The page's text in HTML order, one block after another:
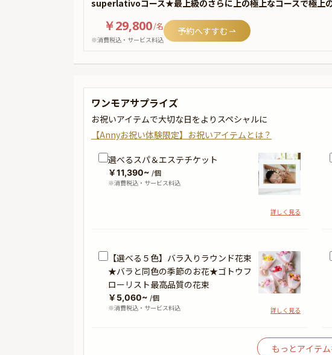
superlativoコース★最上級のさらに上の極上なコースで極上
￥29,800/名
※消費税込・サービス料込
予約へすすむ
ワンモアサプライズ
お祝いアイテムで大切な日をよりスペシャルに
【Annyお祝い体験限定】お祝いアイテムとは？
選べるスパ＆エステチケット
￥11,390~ /個
※消費税込・サービス料込
詳しく見る
【選べる５色】バラ入りラウンド花束
★バラと同色の季節のお花★ゴトウフ
ローリスト最高品質の花束
￥5,060~ /個
※消費税込・サービス料込
詳しく見る
もっとアイテ